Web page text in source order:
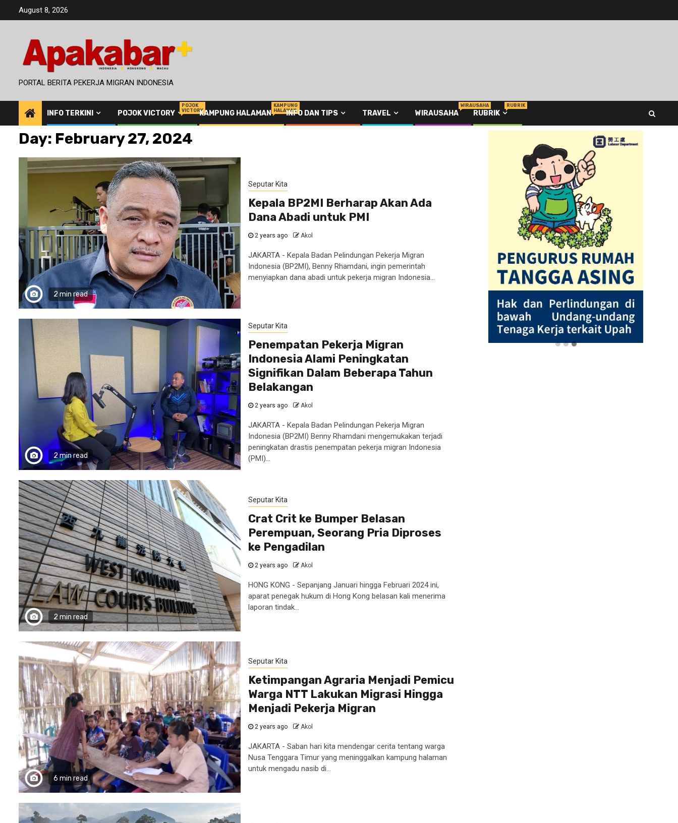
August 8, 2026
PORTAL BERITA PEKERJA MIGRAN INDONESIA
INFO TERKINI POJOK VICTORY
POJOK
VICTORYKAMPUNG HALAMAN
KAMPUNG
HALAMANINFO DAN TIPS TRAVEL WIRAUSAHA
WIRAUSAHA
RUBRIK
RUBRIK
Day: February 27, 2024
2 min read
Seputar Kita
Kepala BP2MI Berharap Akan Ada
Dana Abadi untuk PMI
2 years ago Akol
JAKARTA - Kepala Badan Pelindungan Pekerja Migran
Indonesia (BP2MI), Benny Rhamdani, ingin pemerintah
menyiapkan dana abadi untuk pekerja migran Indonesia...
2 min read
Seputar Kita
Penempatan Pekerja Migran
Indonesia Alami Peningkatan
Signifikan Dalam Beberapa Tahun
Belakangan
2 years ago Akol
JAKARTA - Kepala Badan Pelindungan Pekerja Migran
Indonesia (BP2MI) Benny Rhamdani mengemukakan terjadi
peningkatan drastis penempatan pekerja migran Indonesia
(PMI)...
2 min read
Seputar Kita
Crat Crit ke Bumper Belasan
Perempuan, Seorang Pria Diproses
ke Pengadilan
2 years ago Akol
HONG KONG - Sepanjang Januari hingga Februari 2024 ini,
aparat penegak hukum di Hong Kong belasan kali menerima
laporan tindak...
6 min read
Seputar Kita
Ketimpangan Agraria Menjadi Pemicu
Warga NTT Lakukan Migrasi Hingga
Menjadi Pekerja Migran
2 years ago Akol
JAKARTA - Saban hari kita mendengar cerita tentang warga
Nusa Tenggara Timur yang meninggalkan kampung halaman
untuk mengadu nasib di...